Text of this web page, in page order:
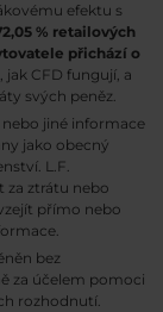
efektu s
% retailových
přichází o
CFD fungují, a
svých peněz.
jiné informace
jako obecný
L.F.
za ztrátu nebo
přímo nebo
bez
za účelem pomoci
rozhodnutí.